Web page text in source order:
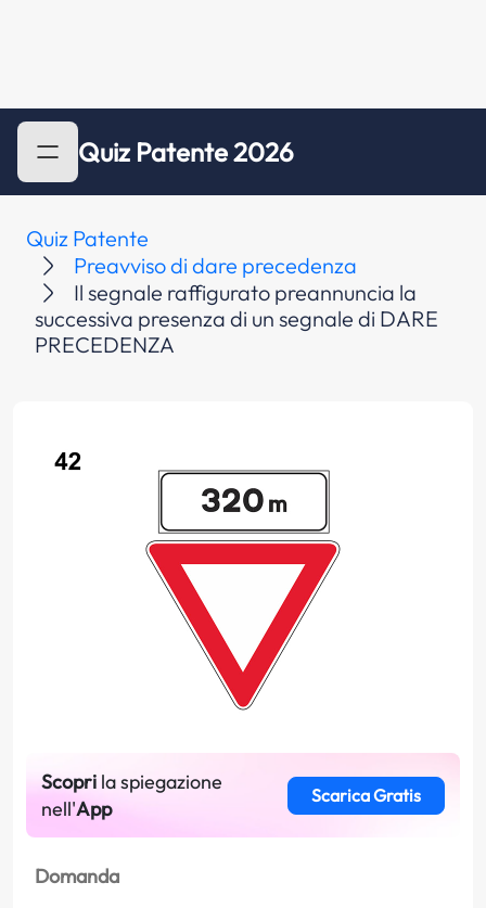
Quiz Patente 2026
Quiz Patente
Preavviso di dare precedenza
Il segnale raffigurato preannuncia la
successiva presenza di un segnale di DARE
PRECEDENZA
Scopri la spiegazione
nell'App
Scarica Gratis
Domanda